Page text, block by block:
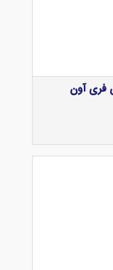
فری آون